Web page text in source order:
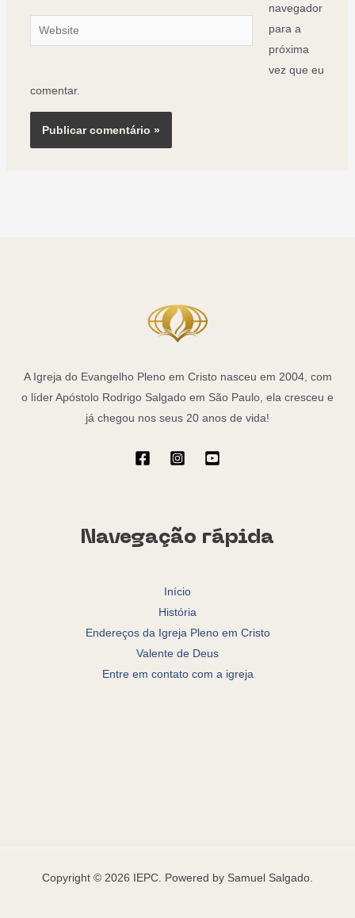
Website
navegador
para a
próxima
vez que eu
comentar.
A Igreja do Evangelho Pleno em Cristo nasceu em 2004, com
o líder Apóstolo Rodrigo Salgado em São Paulo, ela cresceu e
já chegou nos seus 20 anos de vida!
Navegação rápida
Início
História
Endereços da Igreja Pleno em Cristo
Valente de Deus
Entre em contato com a igreja
Copyright © 2026 IEPC. Powered by Samuel Salgado.